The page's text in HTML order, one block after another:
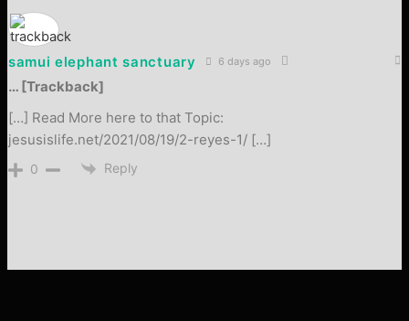
samui elephant sanctuary 6 days ago
… [Trackback]
[…] Read More here to that Topic:
jesusislife.net/2021/08/19/2-reyes-1/ […]
0 Reply